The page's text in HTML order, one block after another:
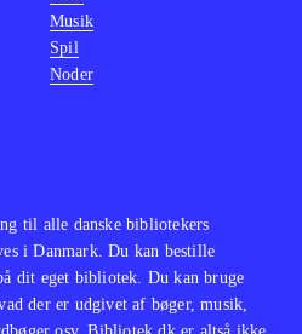
som
i dag. Bogen
opgaver, men
ønsker viden
året. Bogens
belyst emnet
Tyrkerfrygt og
til alle danske bibliotekers
i Danmark. Du kan bestille
dit eget bibliotek. Du kan bruge
der er udgivet af bøger, musik,
Musik
Spil
Noder